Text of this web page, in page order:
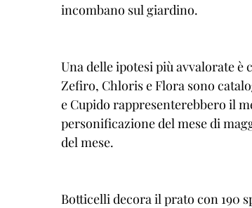
incombano sul giardino.
Una delle ipotesi più avvalorate
Zefiro, Chloris e Flora sono
e Cupido rappresenterebbero il
personificazione del mese di
del mese.
Botticelli decora il prato con 190